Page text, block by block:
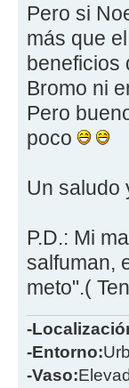
Pero si
más que
beneficios
Bromo ni
Pero
poco
Un saludo
P.D.: Mi
salfuman,
meto".(
-
-Entorno:
-Vaso: